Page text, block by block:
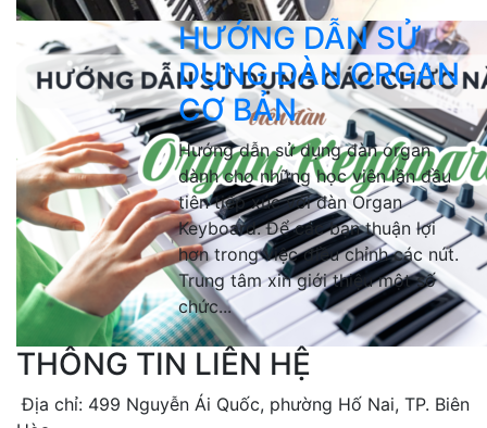
HƯỚNG DẪN SỬ
DỤNG ĐÀN ORGAN
CƠ BẢN
Hướng dẫn sử dụng đàn organ
dành cho những học viên lần đầu
tiên tiếp xúc với đàn Organ
Keyboard. Để các bạn thuận lợi
hơn trong việc điều chỉnh các nút.
Trung tâm xin giới thiệu một số
chức...
THÔNG TIN LIÊN HỆ
Địa chỉ: 499 Nguyễn Ái Quốc, phường Hố Nai, TP. Biên